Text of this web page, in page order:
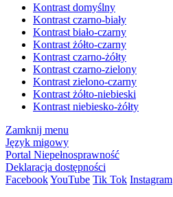
Kontrast domyślny
Kontrast czarno-biały
Kontrast biało-czarny
Kontrast żółto-czarny
Kontrast czarno-żółty
Kontrast czarno-zielony
Kontrast zielono-czarny
Kontrast żółto-niebieski
Kontrast niebiesko-żółty
Zamknij menu
Język migowy
Portal Niepełnosprawność
Deklaracja dostępności
FacebookYouTube Tik Tok Instagram